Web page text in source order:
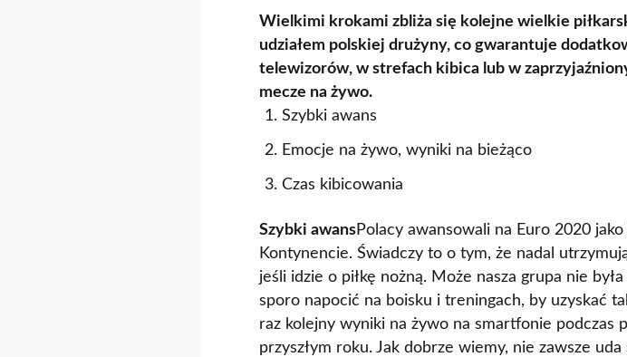
Wielkimi krokami zbliża się kolejne wielkie
udziałem polskiej drużyny, co gwarantuje
telewizorów, w strefach kibica lub w
mecze na żywo.
Szybki awans
Emocje na żywo, wyniki na bieżąco
Czas kibicowania
Szybki awansPolacy awansowali na Euro 2020
Kontynencie. Świadczy to o tym, że nadal
jeśli idzie o piłkę nożną. Może nasza grupa nie
sporo napocić na boisku i treningach, by uzyskać
raz kolejny wyniki na żywo na smartfonie podczas
przyszłym roku. Jak dobrze wiemy, nie zawsze